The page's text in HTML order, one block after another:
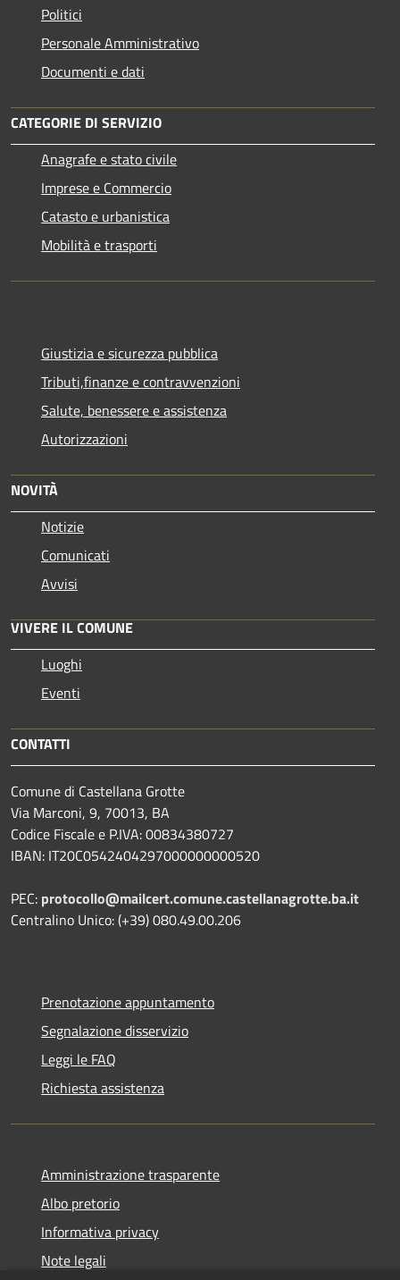
Politici
Personale Amministrativo
Documenti e dati
CATEGORIE DI SERVIZIO
Anagrafe e stato civile
Imprese e Commercio
Catasto e urbanistica
Mobilità e trasporti
Giustizia e sicurezza pubblica
Tributi,finanze e contravvenzioni
Salute, benessere e assistenza
Autorizzazioni
NOVITÀ
Notizie
Comunicati
Avvisi
VIVERE IL COMUNE
Luoghi
Eventi
CONTATTI
Comune di Castellana Grotte
Via Marconi, 9, 70013, BA
Codice Fiscale e P.IVA: 00834380727
IBAN: IT20C0542404297000000000520
PEC: protocollo@mailcert.comune.castellanagrotte.ba.it
Centralino Unico: (+39) 080.49.00.206
Prenotazione appuntamento
Segnalazione disservizio
Leggi le FAQ
Richiesta assistenza
Amministrazione trasparente
Albo pretorio
Informativa privacy
Note legali